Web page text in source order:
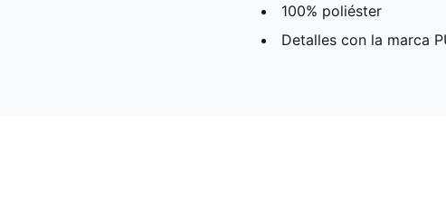
100% poliéster
Detalles con la marca